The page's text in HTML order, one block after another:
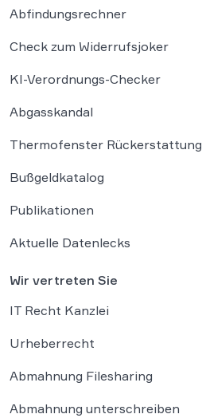
Abfindungsrechner
Check zum Widerrufsjoker
KI-Verordnungs-Checker
Abgasskandal
Thermofenster Rückerstattung
Bußgeldkatalog
Publikationen
Aktuelle Datenlecks
Wir vertreten Sie
IT Recht Kanzlei
Urheberrecht
Abmahnung Filesharing
Abmahnung unterschreiben